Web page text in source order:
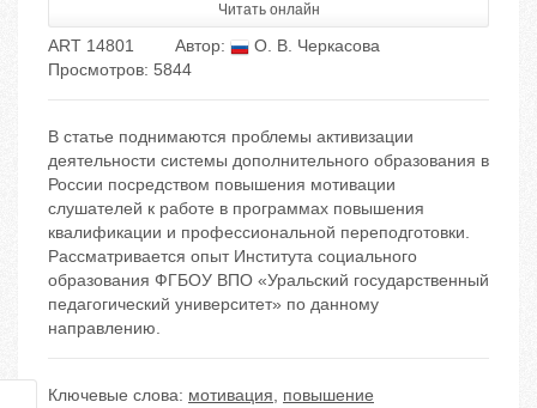
Читать онлайн
ART 14801 Автор:
О. В. Черкасова
Просмотров: 5844
В статье поднимаются проблемы активизации
деятельности системы дополнительного образования в
России посредством повышения мотивации
слушателей к работе в программах повышения
квалификации и профессиональной переподготовки.
Рассматривается опыт Института социального
образования ФГБОУ ВПО «Уральский государственный
педагогический университет» по данному
направлению.
Ключевые слова: мотивация, повышение